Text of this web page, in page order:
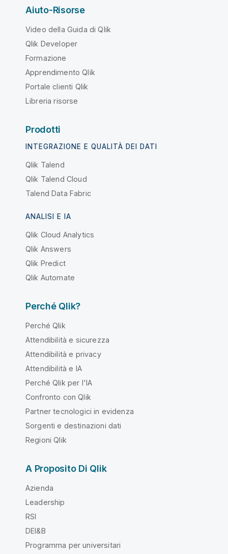
Aiuto-Risorse
Video della Guida di Qlik
Qlik Developer
Formazione
Apprendimento Qlik
Portale clienti Qlik
Libreria risorse
Prodotti
INTEGRAZIONE E QUALITÀ DEI DATI
Qlik Talend
Qlik Talend Cloud
Talend Data Fabric
ANALISI E IA
Qlik Cloud Analytics
Qlik Answers
Qlik Predict
Qlik Automate
Perché Qlik?
Perché Qlik
Attendibilità e sicurezza
Attendibilità e privacy
Attendibilità e IA
Perché Qlik per l'IA
Confronto con Qlik
Partner tecnologici in evidenza
Sorgenti e destinazioni dati
Regioni Qlik
A Proposito Di Qlik
Azienda
Leadership
RSI
DEI&B
Programma per universitari